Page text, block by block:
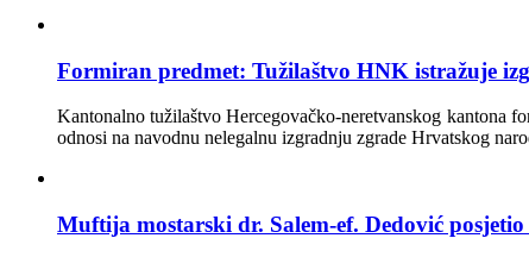
Formiran predmet: Tužilaštvo HNK istražuje
Kantonalno tužilaštvo Hercegovačko-neretvanskog kantona
odnosi na navodnu nelegalnu izgradnju zgrade Hrvatskog
Muftija mostarski dr. Salem-ef. Dedović